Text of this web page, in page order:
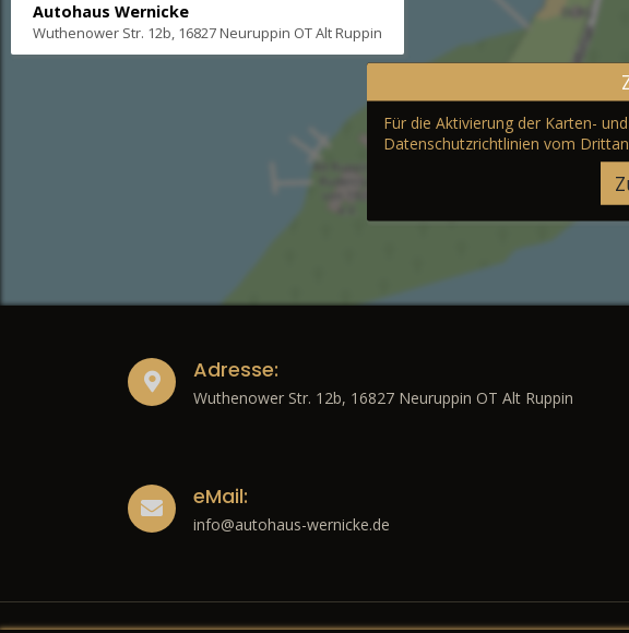
Autohaus Wernicke
Wuthenower Str. 12b, 16827 Neuruppin OT Alt Ruppin
Für die Aktivierung der Karten-
Datenschutzrichtlinien vom
Adresse:
Wuthenower Str. 12b, 16827 Neuruppin OT Alt Ruppin
eMail:
info@autohaus-wernicke.de